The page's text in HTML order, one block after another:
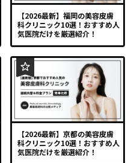
【2026最新】福岡の美容皮膚
科クリニック10選！おすすめ人
気医院だけを厳選紹介！
【2026最新】京都の美容皮膚
科クリニック10選！おすすめ人
気医院だけを厳選紹介！